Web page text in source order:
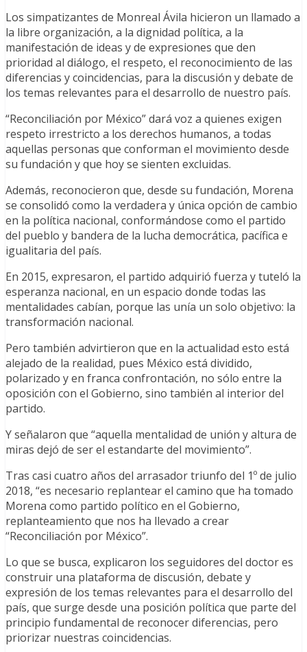
Los simpatizantes de Monreal Ávila hicieron un llamado a
la libre organización, a la dignidad política, a la
manifestación de ideas y de expresiones que den
prioridad al diálogo, el respeto, el reconocimiento de las
diferencias y coincidencias, para la discusión y debate de
los temas relevantes para el desarrollo de nuestro país.
“Reconciliación por México” dará voz a quienes exigen
respeto irrestricto a los derechos humanos, a todas
aquellas personas que conforman el movimiento desde
su fundación y que hoy se sienten excluidas.
Además, reconocieron que, desde su fundación, Morena
se consolidó como la verdadera y única opción de cambio
en la política nacional, conformándose como el partido
del pueblo y bandera de la lucha democrática, pacífica e
igualitaria del país.
En 2015, expresaron, el partido adquirió fuerza y tuteló la
esperanza nacional, en un espacio donde todas las
mentalidades cabían, porque las unía un solo objetivo: la
transformación nacional.
Pero también advirtieron que en la actualidad esto está
alejado de la realidad, pues México está dividido,
polarizado y en franca confrontación, no sólo entre la
oposición con el Gobierno, sino también al interior del
partido.
Y señalaron que “aquella mentalidad de unión y altura de
miras dejó de ser el estandarte del movimiento”.
Tras casi cuatro años del arrasador triunfo del 1º de julio
2018, “es necesario replantear el camino que ha tomado
Morena como partido político en el Gobierno,
replanteamiento que nos ha llevado a crear
“Reconciliación por México”.
Lo que se busca, explicaron los seguidores del doctor es
construir una plataforma de discusión, debate y
expresión de los temas relevantes para el desarrollo del
país, que surge desde una posición política que parte del
principio fundamental de reconocer diferencias, pero
priorizar nuestras coincidencias.